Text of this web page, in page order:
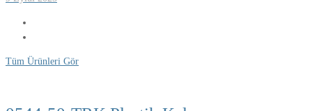
Tüm Ürünleri Gör